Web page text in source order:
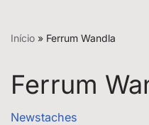
Início » Ferrum Wandla
Ferrum
Newstaches